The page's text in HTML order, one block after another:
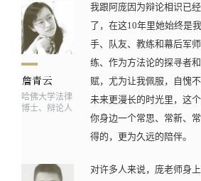
哈佛大学法律
博士、辩论人
我跟阿庞因为辩论相识已
了，在这10年里她始终是
手、队友、教练和幕后军
练、作为方法论的探寻者
赋，尤为让我佩服，自愧
未来更漫长的时光里，这
你身边一个常思、常新、
得的，更为久远的陪伴。
对许多人来说，庞老师身